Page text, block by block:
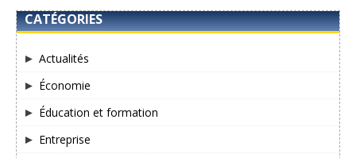
CATÉGORIES
Actualités
Économie
Éducation et formation
Entreprise